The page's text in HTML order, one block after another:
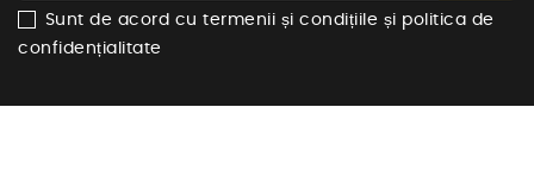
Sunt de acord cu termenii și condițiile și politica de
confidențialitate